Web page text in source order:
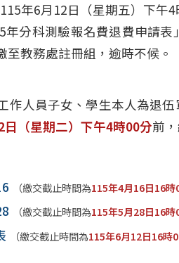
年6月12日（星期五）下
分科測驗報名費退費申請
教務處註冊組，逾時不候。
作人員子女、學生本人為退
日（星期二）下午4時00分前
（繳交截止時間為115年4月16日16時
（繳交截止時間為115年5月28日16時
（繳交截止時間為115年6月12日16時